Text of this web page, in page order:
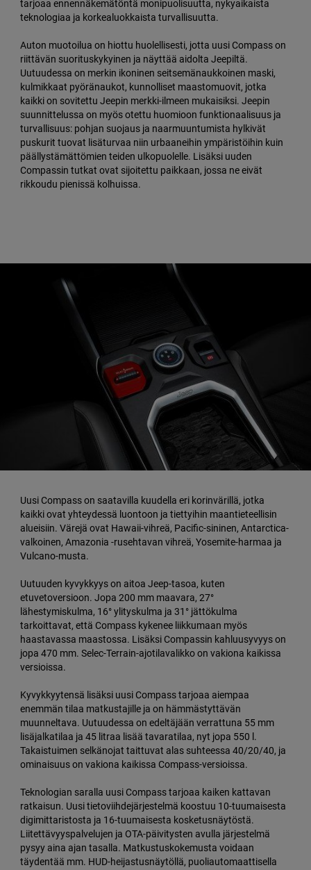
tarjoaa ennennäkemätöntä monipuolisuutta, nykyaikaista
teknologiaa ja korkealuokkaista turvallisuutta.
Auton muotoilua on hiottu huolellisesti, jotta uusi Compass on
riittävän suorituskykyinen ja näyttää aidolta Jeepiltä.
Uutuudessa on merkin ikoninen seitsemänaukkoinen maski,
kulmikkaat pyöränaukot, kunnolliset maastomuovit, jotka
kaikki on sovitettu Jeepin merkki-ilmeen mukaisiksi. Jeepin
suunnittelussa on myös otettu huomioon funktionaalisuus ja
turvallisuus: pohjan suojaus ja naarmuuntumista hylkivät
puskurit tuovat lisäturvaa niin urbaaneihin ympäristöihin kuin
päällystämättömien teiden ulkopuolelle. Lisäksi uuden
Compassin tutkat ovat sijoitettu paikkaan, jossa ne eivät
rikkoudu pienissä kolhuissa.
Uusi Compass on saatavilla kuudella eri korinvärillä, jotka
kaikki ovat yhteydessä luontoon ja tiettyihin maantieteellisin
alueisiin. Värejä ovat Hawaii-vihreä, Pacific-sininen, Antarctica-
valkoinen, Amazonia -rusehtavan vihreä, Yosemite-harmaa ja
Vulcano-musta.
Uutuuden kyvykkyys on aitoa Jeep-tasoa, kuten
etuvetoversioon. Jopa 200 mm maavara, 27°
lähestymiskulma, 16° ylityskulma ja 31° jättökulma
tarkoittavat, että Compass kykenee liikkumaan myös
haastavassa maastossa. Lisäksi Compassin kahluusyvyys on
jopa 470 mm. Selec-Terrain-ajotilavalikko on vakiona kaikissa
versioissa.
Kyvykkyytensä lisäksi uusi Compass tarjoaa aiempaa
enemmän tilaa matkustajille ja on hämmästyttävän
muunneltava. Uutuudessa on edeltäjään verrattuna 55 mm
lisäjalkatilaa ja 45 litraa lisää tavaratilaa, nyt jopa 550 l.
Takaistuimen selkänojat taittuvat alas suhteessa 40/20/40, ja
ominaisuus on vakiona kaikissa Compass-versioissa.
Teknologian saralla uusi Compass tarjoaa kaiken kattavan
ratkaisun. Uusi tietoviihdejärjestelmä koostuu 10-tuumaisesta
digimittaristosta ja 16-tuumaisesta kosketusnäytöstä.
Liitettävyyspalvelujen ja OTA-päivitysten avulla järjestelmä
pysyy aina ajan tasalla. Matkustuskokemusta voidaan
täydentää mm. HUD-heijastusnäytöllä, puoliautomaattisella